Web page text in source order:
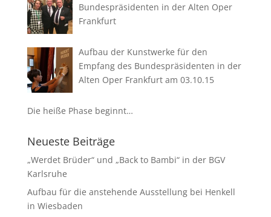
Bundespräsidenten in der Alten Oper
Frankfurt
Aufbau der Kunstwerke für den
Empfang des Bundespräsidenten in der
Alten Oper Frankfurt am 03.10.15
Die heiße Phase beginnt…
Neueste Beiträge
„Werdet Brüder“ und „Back to Bambi“ in der BGV
Karlsruhe
Aufbau für die anstehende Ausstellung bei Henkell
in Wiesbaden